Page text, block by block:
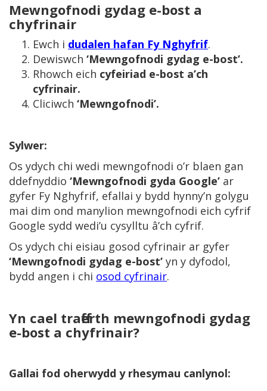
Mewngofnodi gydag e-bost a
chyfrinair
Ewch i dudalen hafan Fy Nghyfrif.
Dewiswch ‘Mewngofnodi gydag e-bost’.
Rhowch eich cyfeiriad e-bost a’ch
cyfrinair.
Cliciwch ‘Mewngofnodi’.
Sylwer:
Os ydych chi wedi mewngofnodi o’r blaen gan
ddefnyddio ‘Mewngofnodi gyda Google’ ar
gyfer Fy Nghyfrif, efallai y bydd hynny’n golygu
mai dim ond manylion mewngofnodi eich cyfrif
Google sydd wedi’u cysylltu â’ch cyfrif.
Os ydych chi eisiau gosod cyfrinair ar gyfer
‘Mewngofnodi gydag e-bost’ yn y dyfodol,
bydd angen i chi osod cyfrinair.
Yn cael trafferth mewngofnodi gydag
e-bost a chyfrinair?
Gallai fod oherwydd y rhesymau canlynol: